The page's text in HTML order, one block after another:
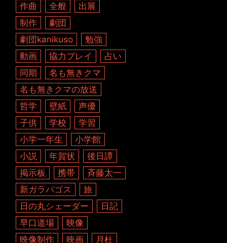
作曲
全般
出展
制作
劇団
劇団kanikuso
勉強
動画
協力プレイ
占い
同期
名も無きクマ
名も無きクマの放送
哲学
壁紙
声優
子供
学校
学習
小学一年生
小学館
小説
年賀状
後日譚
掲示板
携帯
斉藤太一
新ガラパゴス
旅
日の丸シェーダー
日記
早口道場
映像
映像制作
映画 月杜